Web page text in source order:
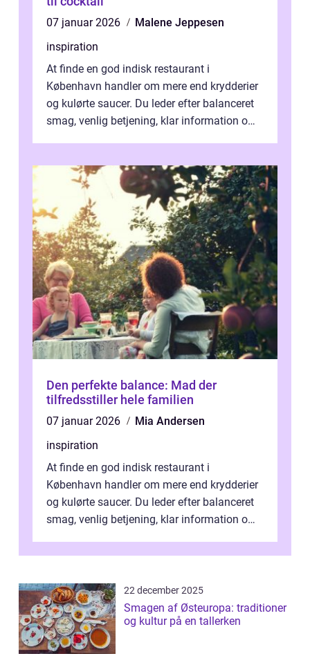
07 januar 2026
Malene Jeppesen
inspiration
At finde en god indisk restaurant i
København handler om mere end krydderier
og kulørte saucer. Du leder efter balanceret
smag, venlig betjening, klar information om
Den perfekte balance: Mad der
tilfredsstiller hele familien
07 januar 2026
Mia Andersen
inspiration
At finde en god indisk restaurant i
København handler om mere end krydderier
og kulørte saucer. Du leder efter balanceret
smag, venlig betjening, klar information om
22 december 2025
Smagen af Østeuropa: traditioner
og kultur på en tallerken